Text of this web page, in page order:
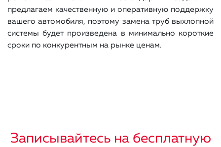
предлагаем качественную и оперативную поддержку
вашего автомобиля, поэтому замена труб выхлопной
системы будет произведена в минимально короткие
сроки по конкурентным на рынке ценам.
Записывайтесь на бесплатную